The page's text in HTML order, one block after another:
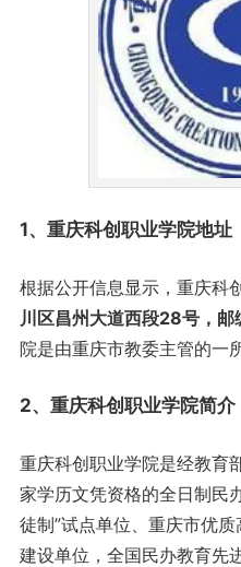
1、 重庆科创职业学院地址
根据公开信息显示，重庆科
川区昌州大道西段28号，
院是由重庆市教委主管的一
2、重庆科创职业学院简介
重庆科创职业学院是经教育
家学历文凭资格的全日制民
徒制”试点单位、重庆市优
建设单位，全国民办教育先